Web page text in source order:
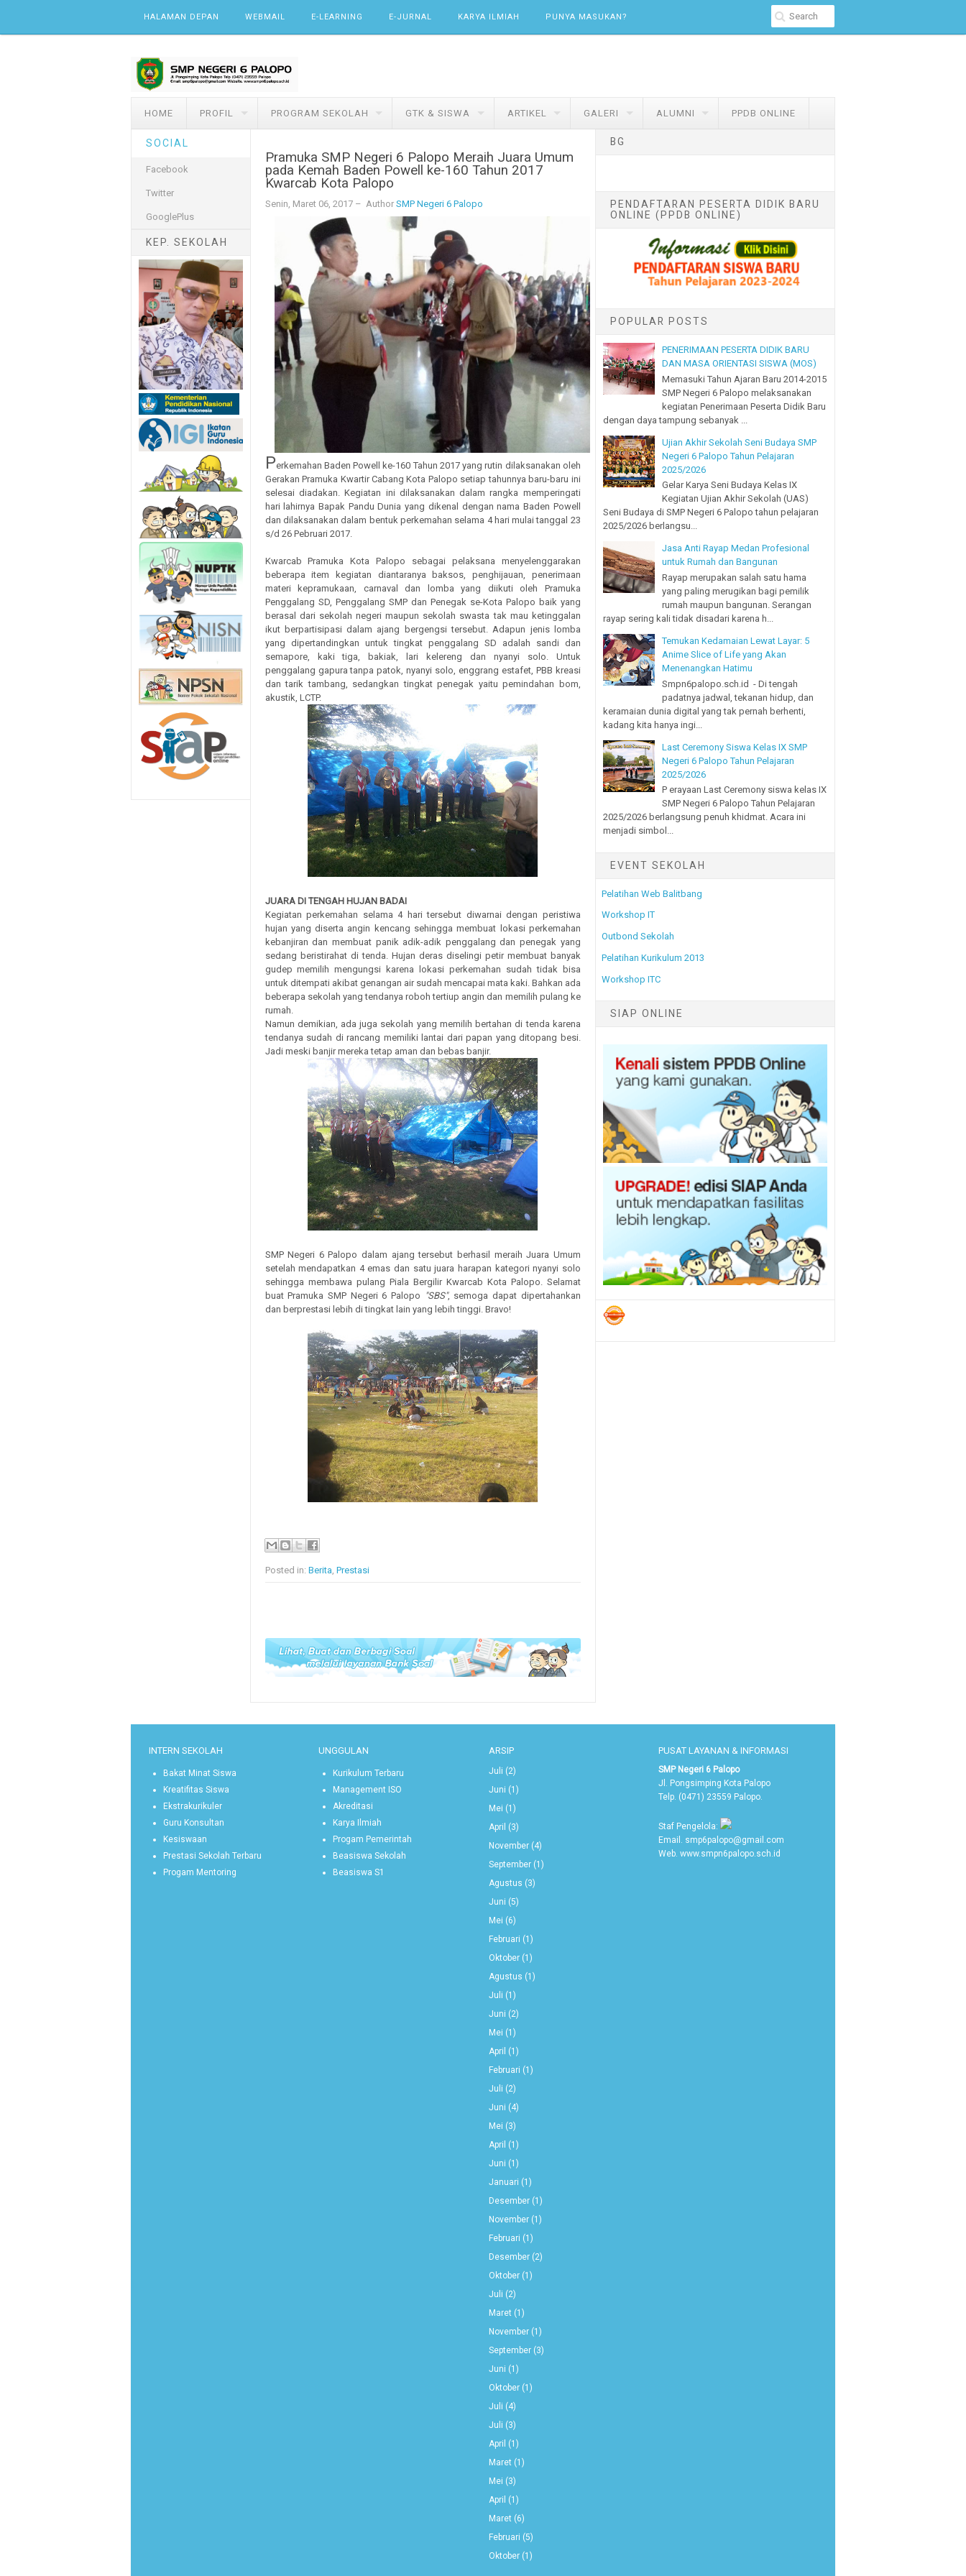
HALAMAN DEPAN WEBMAIL E-LEARNING E-JURNAL KARYA ILMIAH PUNYA MASUKAN?
HOME PROFIL PROGRAM SEKOLAH GTK & SISWA ARTIKEL GALERI ALUMNI PPDB ONLINE
SOCIAL
Facebook
Twitter
GooglePlus
KEP. SEKOLAH
Pramuka SMP Negeri 6 Palopo Meraih Juara Umum
pada Kemah Baden Powell ke-160 Tahun 2017
Kwarcab Kota Palopo
Senin, Maret 06, 2017– Author SMP Negeri 6 Palopo
Perkemahan Baden Powell ke-160 Tahun 2017 yang rutin dilaksanakan oleh
Gerakan Pramuka Kwartir Cabang Kota Palopo setiap tahunnya baru-baru ini
selesai diadakan. Kegiatan ini dilaksanakan dalam rangka memperingati
hari lahirnya Bapak Pandu Dunia yang dikenal dengan nama Baden Powell
dan dilaksanakan dalam bentuk perkemahan selama 4 hari mulai tanggal 23
s/d 26 Pebruari 2017.
Kwarcab Pramuka Kota Palopo sebagai pelaksana menyelenggarakan
beberapa item kegiatan diantaranya baksos, penghijauan, penerimaan
materi kepramukaan, carnaval dan lomba yang diikuti oleh Pramuka
Penggalang SD, Penggalang SMP dan Penegak se-Kota Palopo baik yang
berasal dari sekolah negeri maupun sekolah swasta tak mau ketinggalan
ikut berpartisipasi dalam ajang bergengsi tersebut. Adapun jenis lomba
yang dipertandingkan untuk tingkat penggalang SD adalah sandi dan
semapore, kaki tiga, bakiak, lari kelereng dan nyanyi solo. Untuk
penggalang gapura tanpa patok, nyanyi solo, enggrang estafet, PBB kreasi
dan tarik tambang, sedangkan tingkat penegak yaitu pemindahan bom,
akustik, LCTP.
JUARA DI TENGAH HUJAN BADAI
Kegiatan perkemahan selama 4 hari tersebut diwarnai dengan peristiwa
hujan yang diserta angin kencang sehingga membuat lokasi perkemahan
kebanjiran dan membuat panik adik-adik penggalang dan penegak yang
sedang beristirahat di tenda. Hujan deras diselingi petir membuat banyak
gudep memilih mengungsi karena lokasi perkemahan sudah tidak bisa
untuk ditempati akibat genangan air sudah mencapai mata kaki. Bahkan ada
beberapa sekolah yang tendanya roboh tertiup angin dan memilih pulang ke
rumah.
Namun demikian, ada juga sekolah yang memilih bertahan di tenda karena
tendanya sudah di rancang memiliki lantai dari papan yang ditopang besi.
Jadi meski banjir mereka tetap aman dan bebas banjir.
SMP Negeri 6 Palopo dalam ajang tersebut berhasil meraih Juara Umum
setelah mendapatkan 4 emas dan satu juara harapan kategori nyanyi solo
sehingga membawa pulang Piala Bergilir Kwarcab Kota Palopo. Selamat
buat Pramuka SMP Negeri 6 Palopo "SBS", semoga dapat dipertahankan
dan berprestasi lebih di tingkat lain yang lebih tinggi. Bravo!
Posted in: Berita, Prestasi
BG
PENDAFTARAN PESERTA DIDIK BARU
ONLINE (PPDB ONLINE)
POPULAR POSTS
PENERIMAAN PESERTA DIDIK BARU
DAN MASA ORIENTASI SISWA (MOS)
Memasuki Tahun Ajaran Baru 2014-2015
SMP Negeri 6 Palopo melaksanakan
kegiatan Penerimaan Peserta Didik Baru
dengan daya tampung sebanyak ...
Ujian Akhir Sekolah Seni Budaya SMP
Negeri 6 Palopo Tahun Pelajaran
2025/2026
Gelar Karya Seni Budaya Kelas IX
Kegiatan Ujian Akhir Sekolah (UAS)
Seni Budaya di SMP Negeri 6 Palopo tahun pelajaran
2025/2026 berlangsu...
Jasa Anti Rayap Medan Profesional
untuk Rumah dan Bangunan
Rayap merupakan salah satu hama
yang paling merugikan bagi pemilik
rumah maupun bangunan. Serangan
rayap sering kali tidak disadari karena h...
Temukan Kedamaian Lewat Layar: 5
Anime Slice of Life yang Akan
Menenangkan Hatimu
Smpn6palopo.sch.id - Di tengah
padatnya jadwal, tekanan hidup, dan
keramaian dunia digital yang tak pernah berhenti,
kadang kita hanya ingi...
Last Ceremony Siswa Kelas IX SMP
Negeri 6 Palopo Tahun Pelajaran
2025/2026
P erayaan Last Ceremony siswa kelas IX
SMP Negeri 6 Palopo Tahun Pelajaran
2025/2026 berlangsung penuh khidmat. Acara ini
menjadi simbol...
EVENT SEKOLAH
Pelatihan Web Balitbang
Workshop IT
Outbond Sekolah
Pelatihan Kurikulum 2013
Workshop ITC
SIAP ONLINE
INTERN SEKOLAH
Bakat Minat Siswa
Kreatifitas Siswa
Ekstrakurikuler
Guru Konsultan
Kesiswaan
Prestasi Sekolah Terbaru
Progam Mentoring
UNGGULAN
Kurikulum Terbaru
Management ISO
Akreditasi
Karya Ilmiah
Progam Pemerintah
Beasiswa Sekolah
Beasiswa S1
ARSIP
Juli (2)
Juni (1)
Mei (1)
April (3)
November(4)
September(1)
Agustus (3)
Juni (5)
Mei (6)
Februari (1)
Oktober(1)
Agustus (1)
Juli (1)
Juni (2)
Mei (1)
April (1)
Februari (1)
Juli (2)
Juni (4)
Mei (3)
April (1)
Juni (1)
Januari (1)
Desember(1)
November(1)
Februari (1)
Desember(2)
Oktober(1)
Juli (2)
Maret(1)
November(1)
September(3)
Juni (1)
Oktober(1)
Juli (4)
Juli (3)
April (1)
Maret(1)
Mei (3)
April (1)
Maret(6)
Februari (5)
Oktober(1)
PUSAT LAYANAN & INFORMASI
SMP Negeri 6 Palopo
Jl. Pongsimping Kota Palopo
Telp. (0471) 23559 Palopo.
Staf Pengelola:
Email. smp6palopo@gmail.com
Web. www.smpn6palopo.sch.id